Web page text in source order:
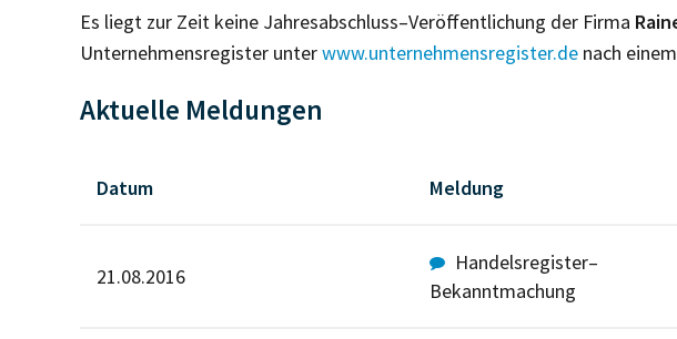
Es liegt zur Zeit keine Jahresabschluss–Veröffentlichung der Firma
Unternehmensregister unterwww.unternehmensregister.de nach
Aktuelle Meldungen
Datum Meldung
21.08.2016
Handelsregister–
Bekanntmachung